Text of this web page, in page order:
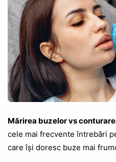
Mărirea buzelor vs
cele mai frecvente întrebări
care își doresc buze mai